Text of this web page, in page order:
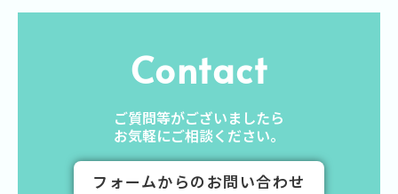
Contact
ご質問等がございましたら
お気軽にご相談ください。
フォームからのお問い合わせ